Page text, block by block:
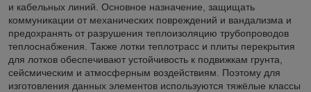
и кабельных линий. Основное назначение, защищать
коммуникации от механических повреждений и вандализма и
предохранять от разрушения теплоизоляцию трубопроводов
теплоснабжения. Также лотки теплотрасс и плиты перекрытия
для лотков обеспечивают устойчивость к подвижкам грунта,
сейсмическим и атмосферным воздействиям. Поэтому для
изготовления данных элементов используются тяжёлые классы